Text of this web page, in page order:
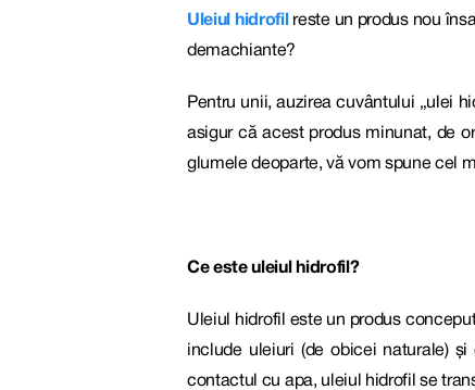
Uleiul hidrofil reste un produs nou
demachiante?
Pentru unii, auzirea cuvântului „ulei
asigur că acest produs minunat, de
glumele deoparte, vă vom spune cel
Ce este uleiul hidrofil ?
Uleiul hidrofil este un produs
include uleiuri (de obicei naturale)
contactul cu apa, uleiul hidrofil se